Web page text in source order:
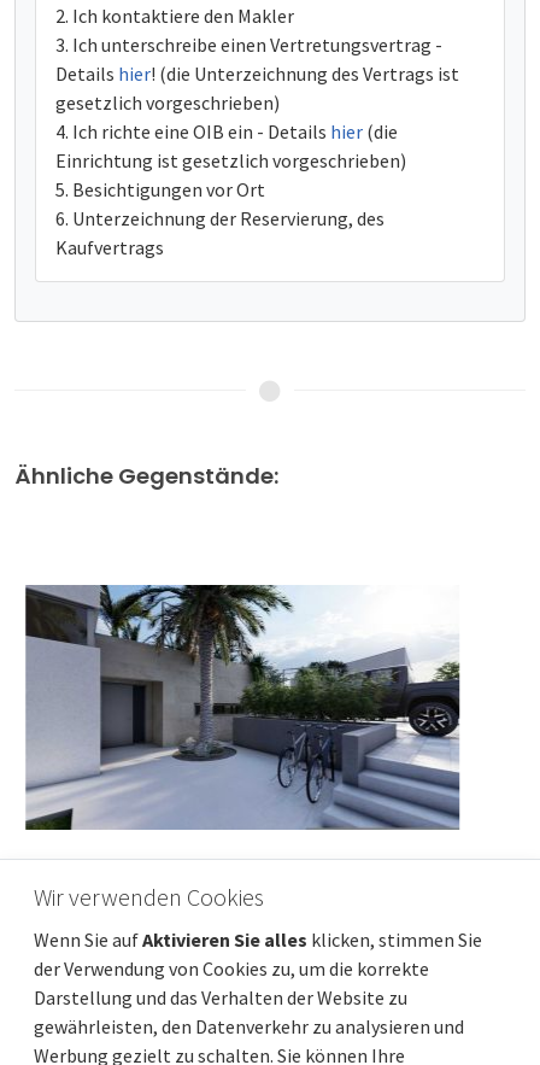
Ich kontaktiere den Makler
Ich unterschreibe einen Vertretungsvertrag -
Details hier! (die Unterzeichnung des Vertrags ist
gesetzlich vorgeschrieben)
Ich richte eine OIB ein - Details hier (die
Einrichtung ist gesetzlich vorgeschrieben)
Besichtigungen vor Ort
Unterzeichnung der Reservierung, des
Kaufvertrags
Ähnliche Gegenstände:
Wohnungen
Preis470 000 €
Entfernung vom meer
Gesamtfläche
300 m² Gemeindeteil
Mrkopalj
Wir verwenden Cookies
Wenn Sie aufAktivieren Sie alles klicken, stimmen Sie
der Verwendung von Cookies zu, um die korrekte
Darstellung und das Verhalten der Website zu
gewährleisten, den Datenverkehr zu analysieren und
Werbung gezielt zu schalten. Sie können Ihre